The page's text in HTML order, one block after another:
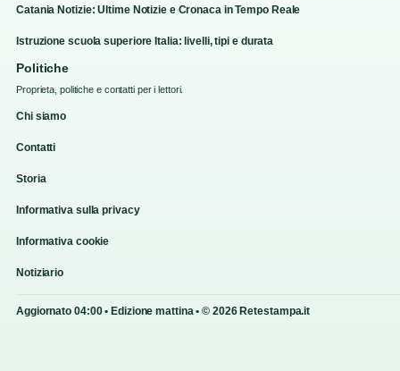
Catania Notizie: Ultime Notizie e Cronaca in Tempo Reale
Istruzione scuola superiore Italia: livelli, tipi e durata
Politiche
Proprieta, politiche e contatti per i lettori.
Chi siamo
Contatti
Storia
Informativa sulla privacy
Informativa cookie
Notiziario
Aggiornato 04:00 • Edizione mattina • © 2026 Retestampa.it